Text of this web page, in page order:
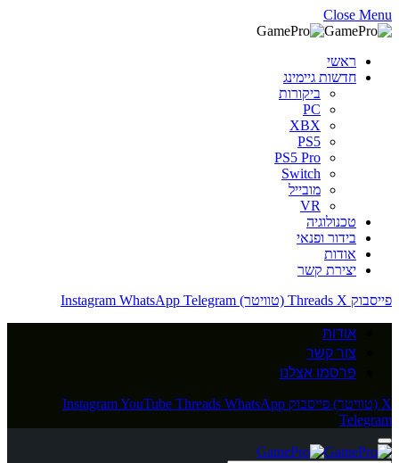
Close Menu
ראשי
חדשות גיימינג
ביקורות
PC
XBX
PS5
PS5 Pro
Switch
מובייל
VR
טכנולוגיה
בידור ופנאי
אודות
יצירת קשר
פייסבוק
Threads X (טוויטר) Instagram WhatsApp Telegram
אודות
צור קשר
פרסמו אצלנו
X (טוויטר) פייסבוק InstagramYouTube Threads WhatsApp
Telegram